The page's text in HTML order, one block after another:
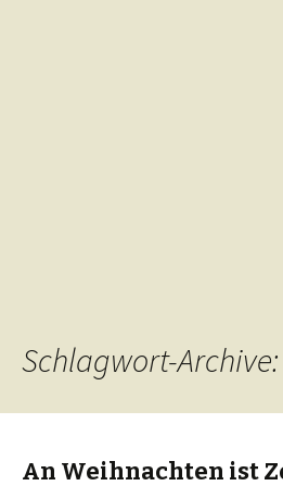
Schlagwort-
An Weihnachten ist